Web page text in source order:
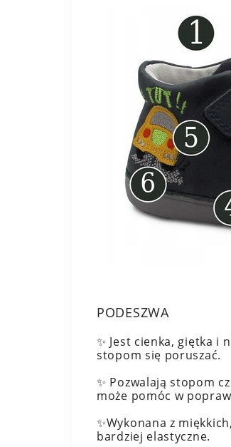
PODESZWA
✨ Jest cienka, giętka i
stopom się poruszać.
✨ Pozwalają stopom
może pomóc w
✨Wykonana z
bardziej elastyczne.